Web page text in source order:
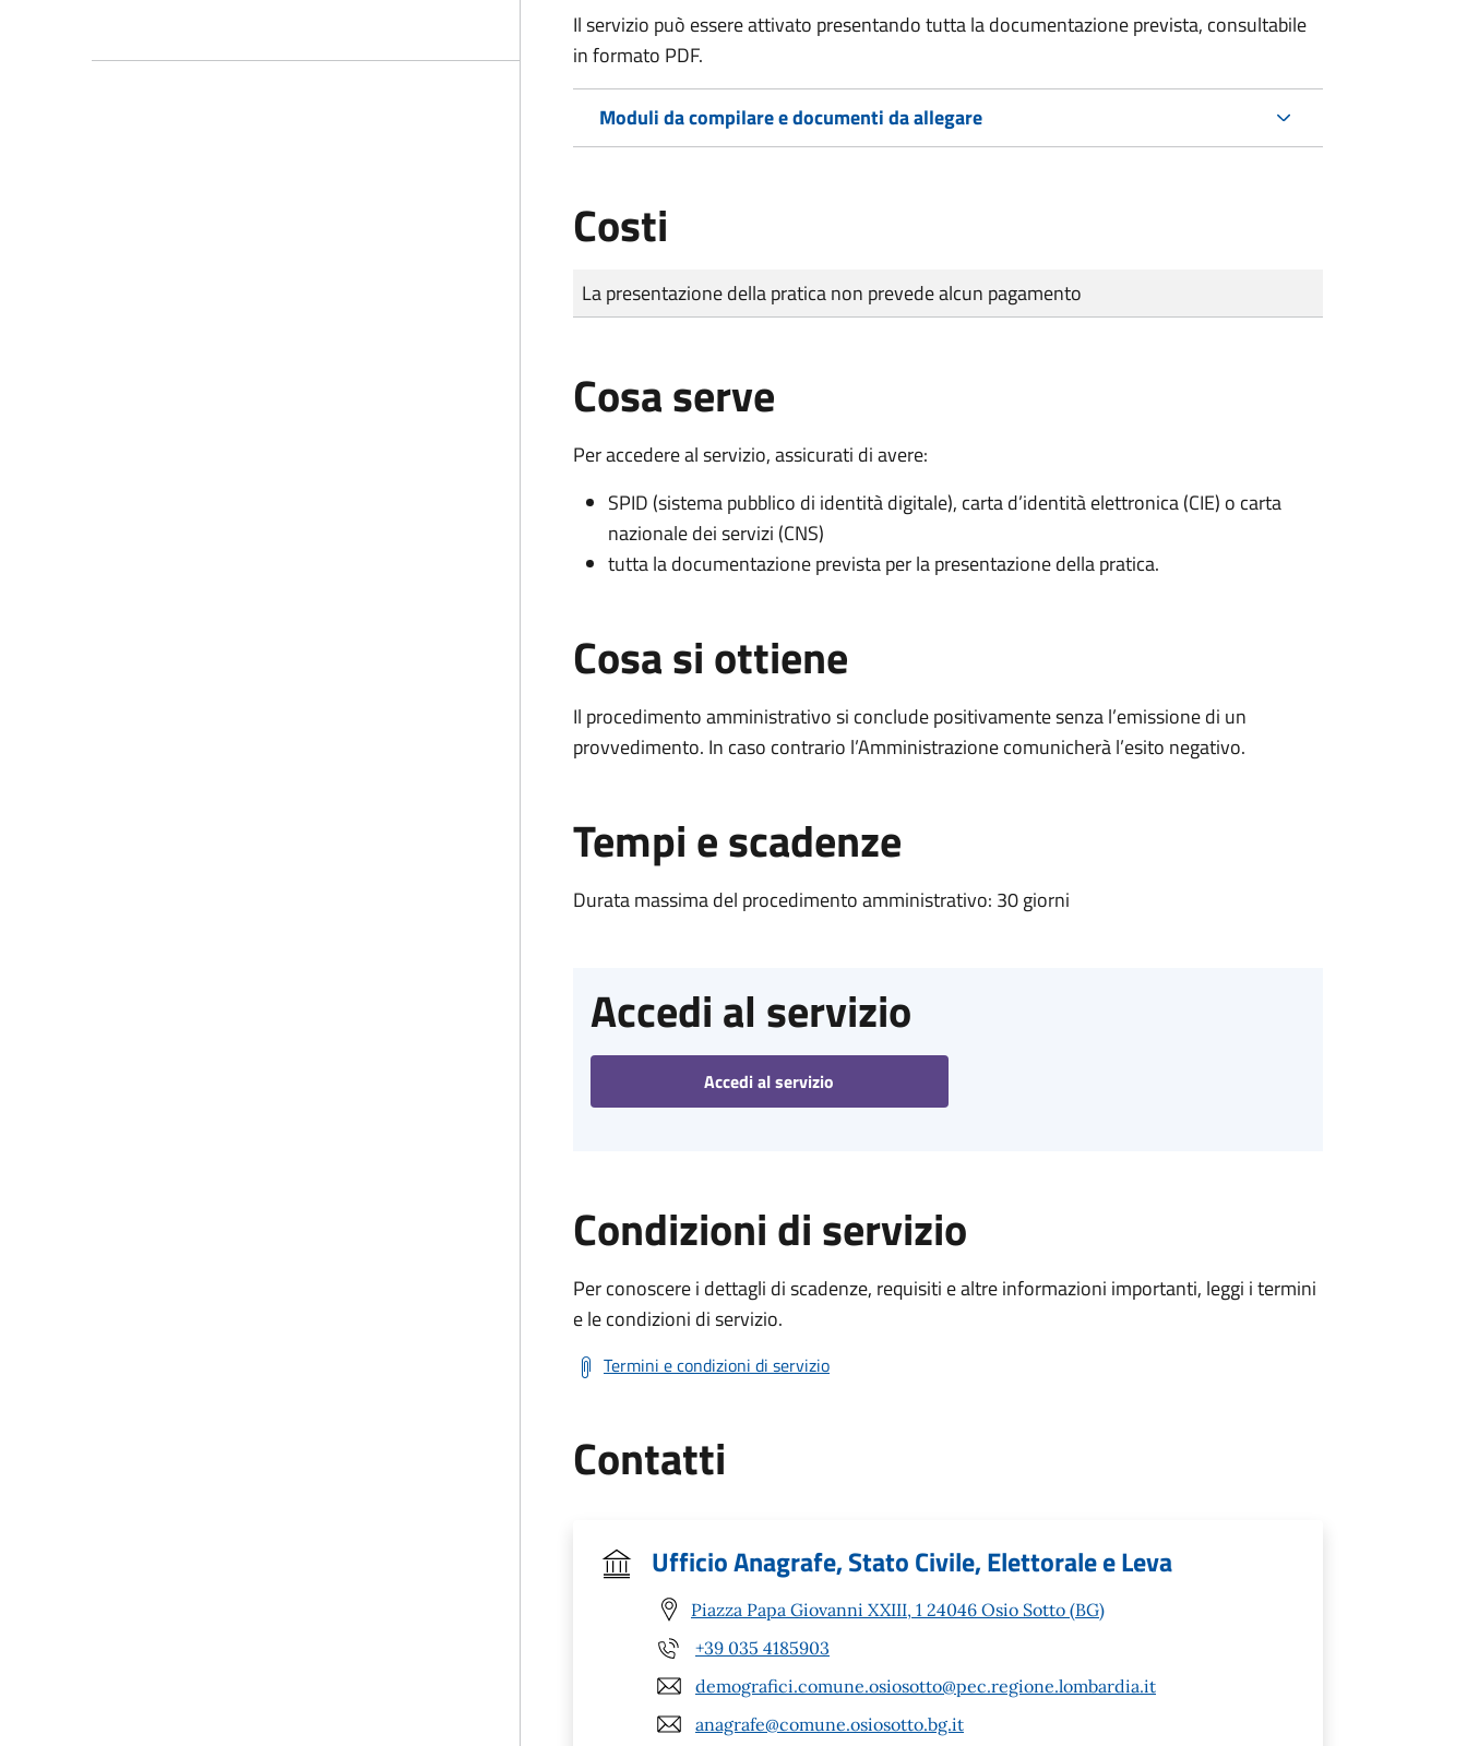
Il servizio può essere attivato presentando tutta la documentazione prevista, consultabile
in formato PDF.
Moduli da compilare e documenti da allegare
Costi
Tipo di pagamento
Importo
La presentazione della pratica non prevede alcun pagamento
Cosa serve
Per accedere al servizio, assicurati di avere:
SPID (sistema pubblico di identità digitale), carta d’identità elettronica (CIE) o carta
nazionale dei servizi (CNS)
tutta la documentazione prevista per la presentazione della pratica.
Cosa si ottiene
Il procedimento amministrativo si conclude positivamente senza l’emissione di un
provvedimento. In caso contrario l’Amministrazione comunicherà l’esito negativo.
Tempi e scadenze
Durata massima del procedimento amministrativo: 30 giorni
Accedi al servizio
Accedi al servizio
Condizioni di servizio
Per conoscere i dettagli di scadenze, requisiti e altre informazioni importanti, leggi i termini
e le condizioni di servizio.
Termini e condizioni di servizio
Contatti
Ufficio Anagrafe, Stato Civile, Elettorale e Leva
Piazza Papa Giovanni XXIII, 1 24046 Osio Sotto (BG)
+39 035 4185903
demografici.comune.osiosotto@pec.regione.lombardia.it
anagrafe@comune.osiosotto.bg.it